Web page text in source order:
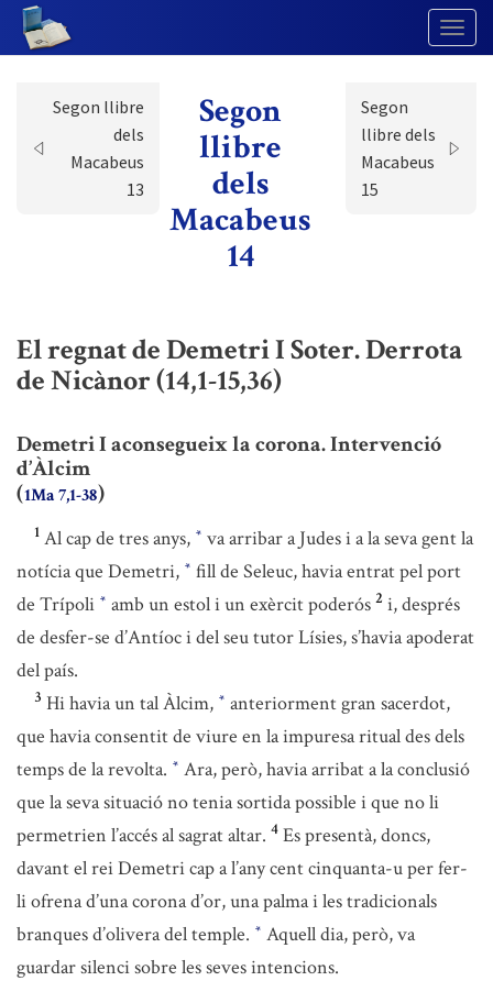
Segon llibre
dels
Macabeus
13
Segon
llibre
dels
Macabeus
14
Segon
llibre dels
Macabeus
15
El regnat de Demetri I Soter. Derrota
de Nicànor (14,1-15,36)
Demetri I aconsegueix la corona. Intervenció
d’Àlcim
(1Ma 7,1-38)
1 Al cap de tres anys, * va arribar a Judes i a la seva gent la
notícia que Demetri, * fill de Seleuc, havia entrat pel port
de Trípoli * amb un estol i un exèrcit poderós 2 i, després
de desfer-se d’Antíoc i del seu tutor Lísies, s’havia apoderat
del país.
3 Hi havia un tal Àlcim, * anteriorment gran sacerdot,
que havia consentit de viure en la impuresa ritual des dels
temps de la revolta. * Ara, però, havia arribat a la conclusió
que la seva situació no tenia sortida possible i que no li
permetrien l’accés al sagrat altar. 4 Es presentà, doncs,
davant el rei Demetri cap a l’any cent cinquanta-u per fer-
li ofrena d’una corona d’or, una palma i les tradicionals
branques d’olivera del temple. * Aquell dia, però, va
guardar silenci sobre les seves intencions.